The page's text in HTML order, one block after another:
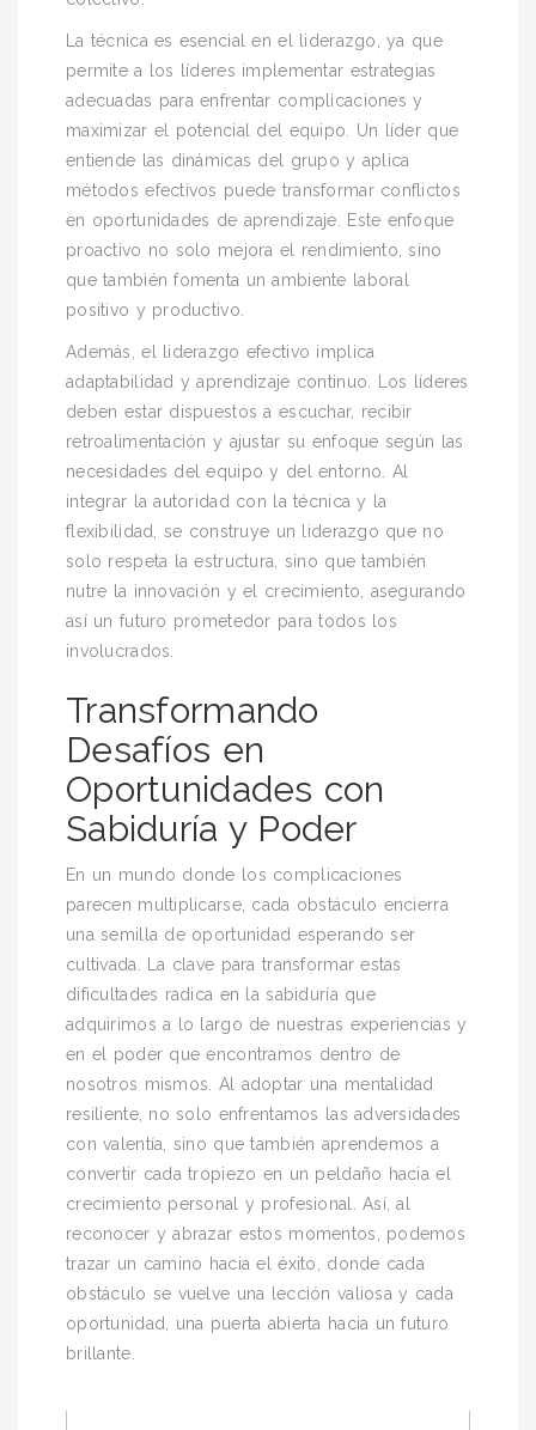
La técnica es esencial en el liderazgo, ya que
permite a los líderes implementar estrategias
adecuadas para enfrentar complicaciones y
maximizar el potencial del equipo. Un líder que
entiende las dinámicas del grupo y aplica
métodos efectivos puede transformar conflictos
en oportunidades de aprendizaje. Este enfoque
proactivo no solo mejora el rendimiento, sino
que también fomenta un ambiente laboral
positivo y productivo.
Además, el liderazgo efectivo implica
adaptabilidad y aprendizaje continuo. Los líderes
deben estar dispuestos a escuchar, recibir
retroalimentación y ajustar su enfoque según las
necesidades del equipo y del entorno. Al
integrar la autoridad con la técnica y la
flexibilidad, se construye un liderazgo que no
solo respeta la estructura, sino que también
nutre la innovación y el crecimiento, asegurando
así un futuro prometedor para todos los
involucrados.
Transformando
Desafíos en
Oportunidades con
Sabiduría y Poder
En un mundo donde los complicaciones
parecen multiplicarse, cada obstáculo encierra
una semilla de oportunidad esperando ser
cultivada. La clave para transformar estas
dificultades radica en la sabiduría que
adquirimos a lo largo de nuestras experiencias y
en el poder que encontramos dentro de
nosotros mismos. Al adoptar una mentalidad
resiliente, no solo enfrentamos las adversidades
con valentía, sino que también aprendemos a
convertir cada tropiezo en un peldaño hacia el
crecimiento personal y profesional. Así, al
reconocer y abrazar estos momentos, podemos
trazar un camino hacia el éxito, donde cada
obstáculo se vuelve una lección valiosa y cada
oportunidad, una puerta abierta hacia un futuro
brillante.